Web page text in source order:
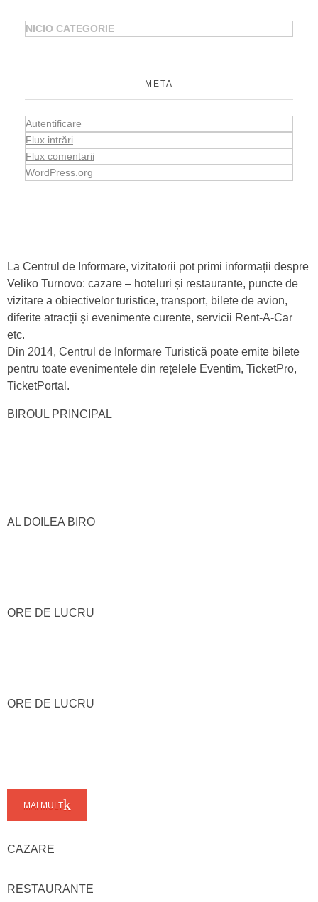
NICIO CATEGORIE
META
Autentificare
Flux intrări
Flux comentarii
WordPress.org
La Centrul de Informare, vizitatorii pot primi informații despre
Veliko Turnovo: cazare – hoteluri și restaurante, puncte de
vizitare a obiectivelor turistice, transport, bilete de avion,
diferite atracții și evenimente curente, servicii Rent-A-Car
etc.
Din 2014, Centrul de Informare Turistică poate emite bilete
pentru toate evenimentele din rețelele Eventim, TicketPro,
TicketPortal.
BIROUL PRINCIPAL
AL DOILEA BIRO
ORE DE LUCRU
ORE DE LUCRU
MAI MULT
CAZARE
RESTAURANTE